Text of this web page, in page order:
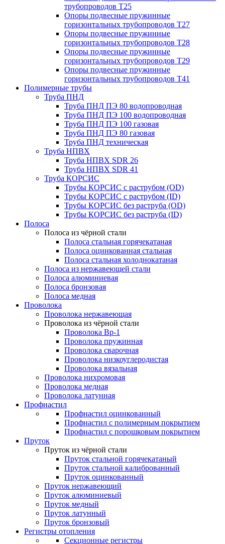
трубопроводов Т25
Опоры подвесные пружинные
горизонтальных трубопроводов Т27
Опоры подвесные пружинные
горизонтальных трубопроводов Т28
Опоры подвесные пружинные
горизонтальных трубопроводов Т29
Опоры подвесные пружинные
горизонтальных трубопроводов Т41
Полимерные трубы
Труба ПНД
Труба ПНД ПЭ 80 водопроводная
Труба ПНД ПЭ 100 водопроводная
Труба ПНД ПЭ 100 газовая
Труба ПНД ПЭ 80 газовая
Труба ПНД техническая
Труба НПВХ
Труба НПВХ SDR 26
Труба НПВХ SDR 41
Труба КОРСИС
Трубы КОРСИС с раструбом (OD)
Трубы КОРСИС с раструбом (ID)
Трубы КОРСИС без раструба (OD)
Трубы КОРСИС без раструба (ID)
Полоса
Полоса из чёрной стали
Полоса стальная горячекатаная
Полоса оцинкованная стальная
Полоса стальная холоднокатаная
Полоса из нержавеющей стали
Полоса алюминиевая
Полоса бронзовая
Полоса медная
Проволока
Проволока нержавеющая
Проволока из чёрной стали
Проволока Вр-1
Проволока пружинная
Проволока сварочная
Проволока низкоуглеродистая
Проволока вязальная
Проволока нихромовая
Проволока медная
Проволока латунная
Профнастил
Профнастил оцинкованный
Профнастил с полимерным покрытием
Профнастил с порошковым покрытием
Пруток
Пруток из чёрной стали
Пруток стальной горячекатаный
Пруток стальной калиброванный
Пруток оцинкованный
Пруток нержавеющий
Пруток алюминиевый
Пруток медный
Пруток латунный
Пруток бронзовый
Регистры отопления
Секционные регистры